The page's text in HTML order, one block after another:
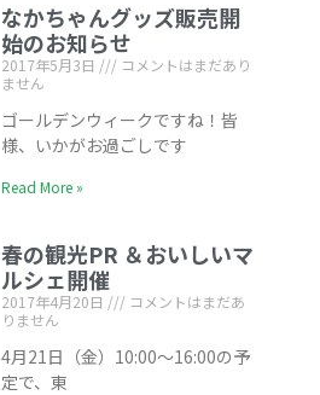
なかちゃんグッズ販売開
始のお知らせ
2017年5月3日
コメントはまだあり
ません
ゴールデンウィークですね！皆
様、いかがお過ごしです
Read More »
春の観光PR ＆おいしいマ
ルシェ開催
2017年4月20日
コメントはまだあ
りません
4月21日（金）10:00～16:00の予
定で、東